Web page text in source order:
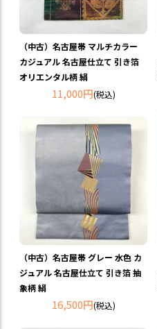
（中古）名古屋帯 マルチカラー
カジュアル 名古屋仕立て 引き箔
オリエンタル柄 絹
11,000円(税込)
（中古）名古屋帯 グレー 水色 カ
ジュアル 名古屋仕立て 引き箔 抽
象柄 絹
16,500円(税込)